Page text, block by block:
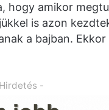
hogy amikor
is azon
a bajban.
-